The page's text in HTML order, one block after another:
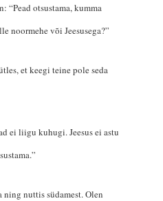
“Pead otsustama, kumma
noormehe või Jeesusega?”
et keegi teine pole seda
ei liigu kuhugi. Jeesus ei astu
nuttis südamest. Olen